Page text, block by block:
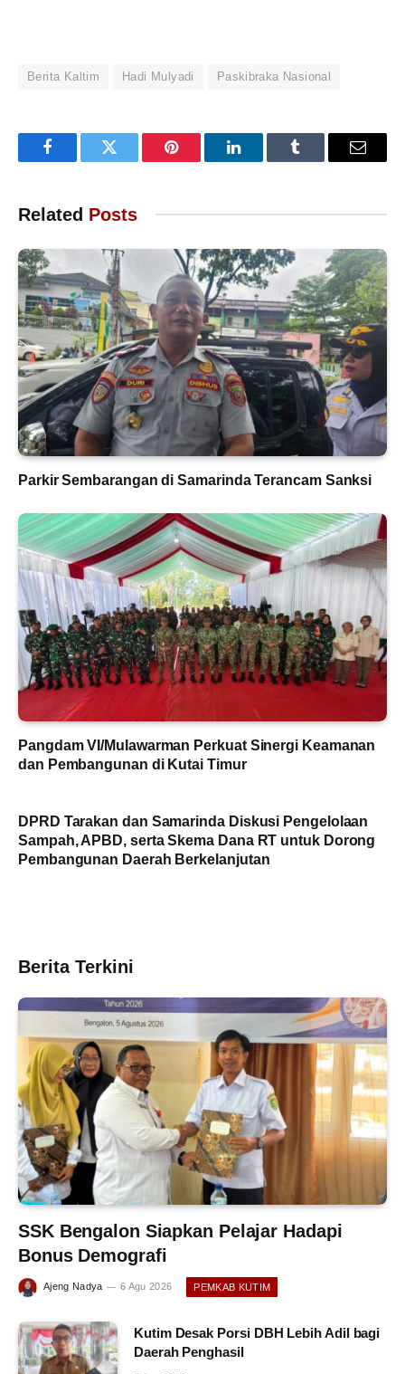
Berita Kaltim Hadi Mulyadi Paskibraka Nasional
FacebookTwitter Pinterest LinkedInTumblr Email
Related Posts
Parkir Sembarangan di Samarinda Terancam Sanksi
Pangdam VI/Mulawarman Perkuat Sinergi Keamanan
dan Pembangunan di Kutai Timur
DPRD Tarakan dan Samarinda Diskusi Pengelolaan
Sampah, APBD, serta Skema Dana RT untuk Dorong
Pembangunan Daerah Berkelanjutan
Berita Terkini
SSK Bengalon Siapkan Pelajar Hadapi
Bonus Demografi
Ajeng Nadya 6 Agu 2026 PEMKAB KUTIM
Kutim Desak Porsi DBH Lebih Adil bagi
Daerah Penghasil